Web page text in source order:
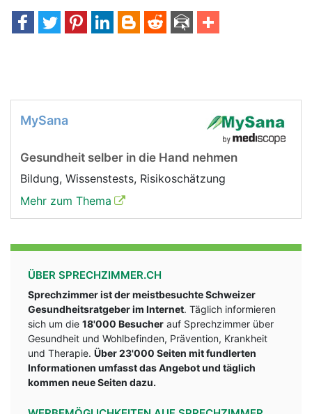
MySana
Gesundheit selber in die Hand nehmen
Bildung, Wissenstests, Risikoschätzung
Mehr zum Thema
ÜBER SPRECHZIMMER.CH
Sprechzimmer ist der meistbesuchte Schweizer
Gesundheitsratgeber im Internet. Täglich informieren
sich um die 18'000 Besucher auf Sprechzimmer über
Gesundheit und Wohlbefinden, Prävention, Krankheit
und Therapie. Über 23'000 Seiten mit fundlerten
Informationen umfasst das Angebot und täglich
kommen neue Seiten dazu.